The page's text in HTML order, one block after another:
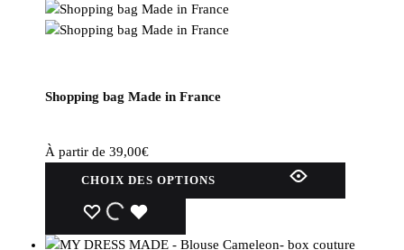
Shopping bag Made in France
À partir de 39,00€
CHOIX DES OPTIONS